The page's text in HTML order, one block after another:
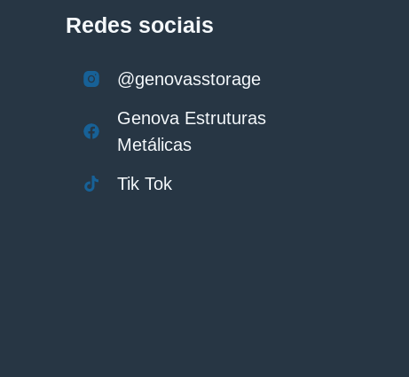
Redes sociais
@genovasstorage
Genova Estruturas
Metálicas
Tik Tok